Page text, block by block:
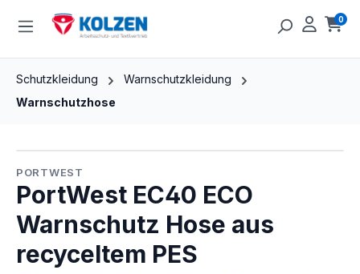
Zum Hauptinhalt springen 0
Schutzkleidung
Warnschutzkleidung
Warnschutzhose
PORTWEST
PortWest EC40 ECO
Warnschutz Hose aus
recyceltem PES